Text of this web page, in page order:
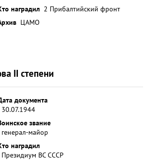
наградил 2 Прибалтийский фронт
ЦАМО
II степени
документа
30.07.1944
звание
генерал-майор
наградил
Президиум ВС СССР